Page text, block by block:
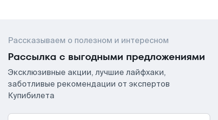
Рассказываем о полезном и интересном
Рассылка с выгодными предложениями
Эксклюзивные акции, лучшие лайфхаки,
заботливые рекомендации от экспертов
Купибилета